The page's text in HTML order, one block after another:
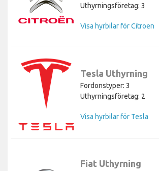
Uthyrningsföretag: 3
Visa hyrbilar för Citroen
Tesla Uthyrning
Fordonstyper: 3
Uthyrningsföretag: 2
Visa hyrbilar för Tesla
Fiat Uthyrning